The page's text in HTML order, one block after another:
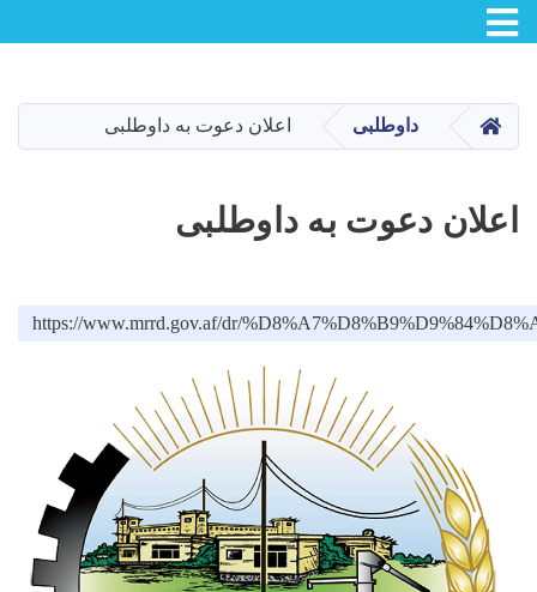
main
content
Toggle navigation
صفحه اصلیداوطلبی اعلان دعوت به داوطلبی
اعلان دعوت به داوطلبی
https://www.mrrd.gov.af/dr/